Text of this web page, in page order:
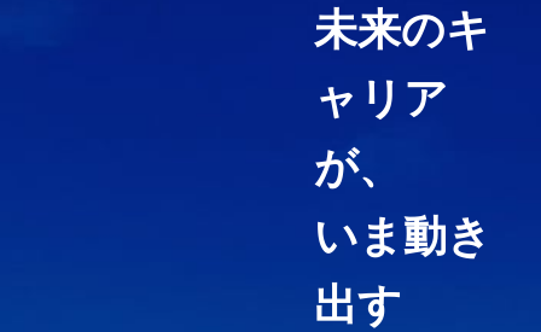
未来のキ
ャリア
が、
いま動き
出す